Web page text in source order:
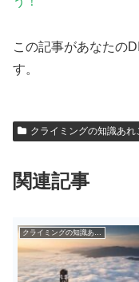
この記事があなたの
す。
クライミングの知識あれ
関連記事